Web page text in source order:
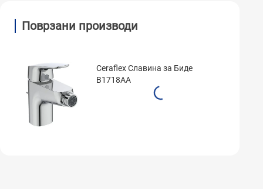
Поврзани производи
Ceraflex Славина за Биде
B1718AA